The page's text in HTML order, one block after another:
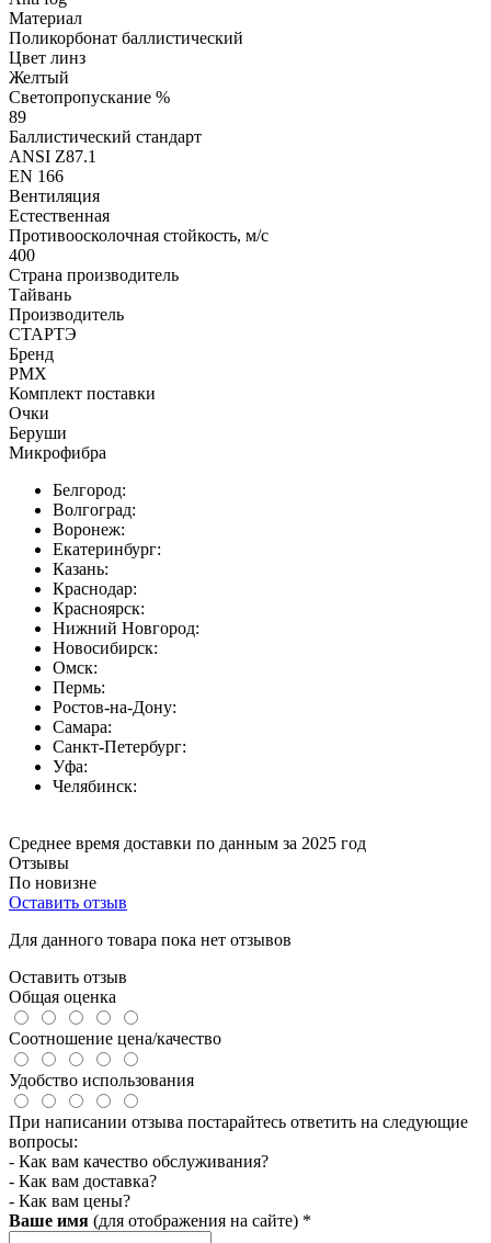
Материал
Поликорбонат баллистический
Цвет линз
Желтый
Светопропускание %
89
Баллистический стандарт
ANSI Z87.1
EN 166
Вентиляция
Естественная
Противоосколочная стойкость, м/с
400
Страна производитель
Тайвань
Производитель
СТАРТЭ
Бренд
PMX
Комплект поставки
Очки
Беруши
Микрофибра
Белгород:
Волгоград:
Воронеж:
Екатеринбург:
Казань:
Краснодар:
Красноярск:
Нижний Новгород:
Новосибирск:
Омск:
Пермь:
Ростов-на-Дону:
Самара:
Санкт-Петербург:
Уфа:
Челябинск:
Среднее время доставки по данным за 2025 год
Отзывы
По новизне
Оставить отзыв
Для данного товара пока нет отзывов
Оставить отзыв
Общая оценка
Соотношение цена/качество
Удобство использования
При написании отзыва постарайтесь ответить на следующие
вопросы:
- Как вам качество обслуживания?
- Как вам доставка?
- Как вам цены?
Ваше имя (для отображения на сайте) *